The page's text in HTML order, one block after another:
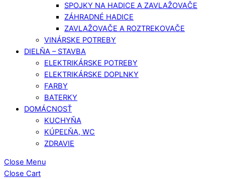
SPOJKY NA HADICE A ZAVLAŽOVAČE
ZÁHRADNÉ HADICE
ZAVLAŽOVAČE A ROZTREKOVAČE
VINÁRSKE POTREBY
DIELŇA – STAVBA
ELEKTRIKÁRSKE POTREBY
ELEKTRIKÁRSKE DOPLNKY
FARBY
BATERKY
DOMÁCNOSŤ
KUCHYŇA
KÚPEĽŇA, WC
ZDRAVIE
Close Menu
Close Cart